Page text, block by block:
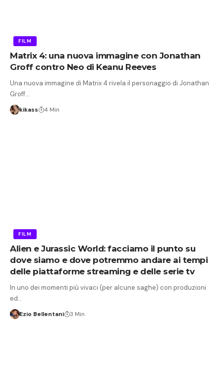
FILM
Matrix 4: una nuova immagine con Jonathan
Groff contro Neo di Keanu Reeves
Una nuova immagine di Matrix 4 rivela il personaggio di Jonathan
Groff…
kikass 4 Min
FILM
Alien e Jurassic World: facciamo il punto su
dove siamo e dove potremmo andare ai tempi
delle piattaforme streaming e delle serie tv
In uno dei momenti più vivaci (per alcune saghe) con produzioni
ed…
Ezio Bellentani 3 Min